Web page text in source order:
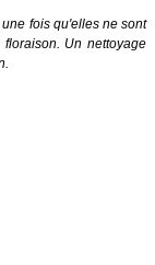
fois qu'elles ne sont
Un nettoyage